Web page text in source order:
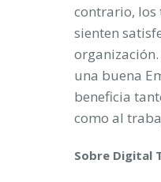
contrario, los
sienten
una buena
beneficia
como al
Sobre Digital